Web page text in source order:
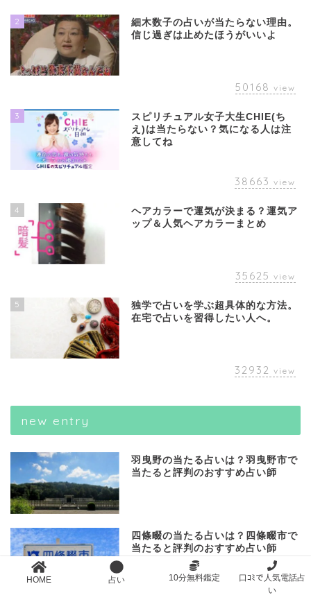
2
細木数子の占いが当たらない理由。
信じ過ぎは止めたほうがいいよ
50168 view
3
スピリチュアル女子大生CHIE(ち
え)は当たらない？気になる人は注
意してね
38663 view
4
ヘアカラーで運気が決まる？運気ア
ップ＆人気ヘアカラーまとめ
35625 view
5
独学で占いを学ぶ超具体的な方法。
在宅で占いを習得したい人へ。
32932 view
new entry
羽曳野の当たる占いは？羽曳野市で
当たると評判のおすすめ占い師
四條畷の当たる占いは？四條畷市で
当たると評判のおすすめ占い師
HOME 占い 10分無料鑑定
口ｺﾐで人気電話占
い